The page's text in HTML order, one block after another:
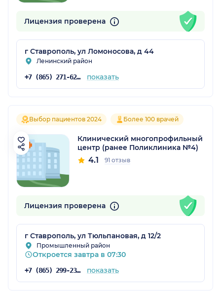
Лицензия проверена
г Ставрополь, ул Ломоносова, д 44
Ленинский район
+7 (865) 271-62-50 показать
Выбор пациентов 2024 Более 100 врачей
Клинический многопрофильный
центр (ранее Поликлиника №4)
4.1 91 отзыв
Лицензия проверена
г Ставрополь, ул Тюльпановая, д 12/2
Промышленный район
Откроется завтра в 07:30
+7 (865) 299-23-36 показать